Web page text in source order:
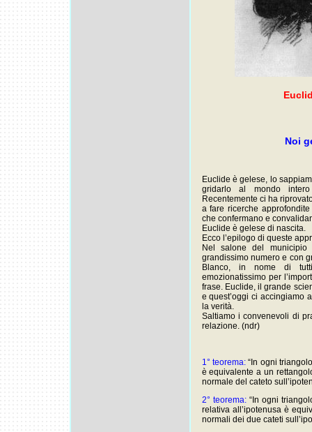
Noi
Euclide è gelese, lo
gridarlo al mondo
Recentemente ci ha
a fare ricerche
che confermano e
Euclide è gelese di nascita.
Ecco l’epilogo di queste
Nel salone del
grandissimo numero e con
Blanco, in nome di
emozionatissimo per
frase. Euclide, il grande
e quest’oggi ci accingiamo
la verità.
Saltiamo i convenevoli di
relazione. (ndr)
1° teorema:“In ogni
è equivalente a un
normale del cateto
2° teorema:“In ogni
relativa all’ipotenusa è
normali dei due cateti